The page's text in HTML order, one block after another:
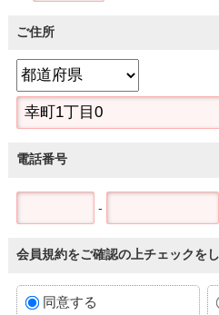
ご住所
電話番号
-
会員規約をご確認の上チェックを
同意する